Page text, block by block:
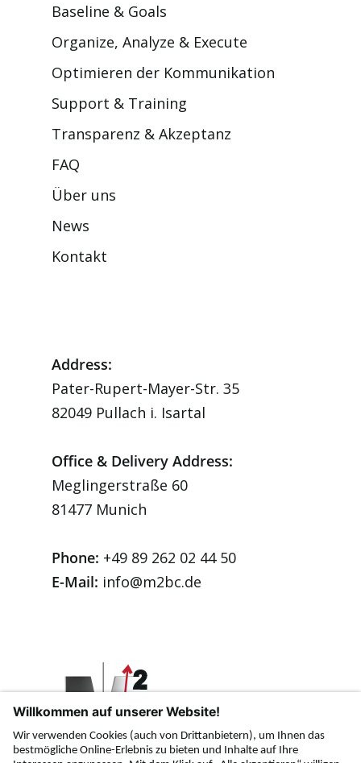
Baseline & Goals
Organize, Analyze & Execute
Optimieren der Kommunikation
Support & Training
Transparenz & Akzeptanz
FAQ
Über uns
News
Kontakt
Address:
Pater-Rupert-Mayer-Str. 35
82049 Pullach i. Isartal
Office & Delivery Address:
Meglingerstraße 60
81477 Munich
Phone: +49 89 262 02 44 50
E-Mail: info@m2bc.de